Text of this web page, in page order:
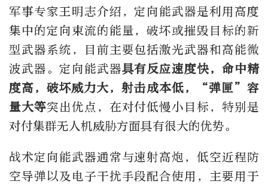
军事专家王明志介绍，定向能武器是利用高度
集中的定向束流的能量，破坏或摧毁目标的新
型武器系统，目前主要包括激光武器和高能微
波武器。定向能武器具有反应速度快，命中精
度高，破坏威力大，射击成本低，“弹匣”容
量大等突出优点，在对付低慢小目标，特别是
对付集群无人机威胁方面具有很大的优势。
战术定向能武器通常与速射高炮，低空近程防
空导弹以及电子干扰手段配合使用，主要用于